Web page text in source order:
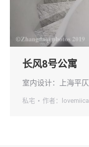
长风8号公寓
室内设计：上海平仄
私宅 作者： lovemiica